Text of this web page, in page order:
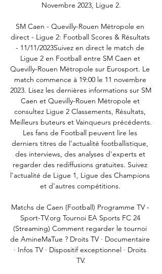
Novembre 2023, Ligue 2.
SM Caen - Quevilly-Rouen Métropole en
direct - Ligue 2: Football Scores & Résultats
- 11/11/2023Suivez en direct le match de
Ligue 2 en Football entre SM Caen et
Quevilly-Rouen Métropole sur Eurosport. Le
match commence à 19:00 le 11 novembre
2023. Lisez les dernières informations sur SM
Caen et Quevilly-Rouen Métropole et
consultez Ligue 2 Classements, Résultats,
Meilleurs buteurs et Vainqueurs précédents.
Les fans de Football peuvent lire les
derniers titres de l'actualité footballistique,
des interviews, des analyses d'experts et
regarder des rediffusions gratuites. Suivez
l'actualité de Ligue 1, Ligue des Champions
et d'autres compétitions.
Matchs de Caen (Football) Programme TV -
Sport-TV.org Tournoi EA Sports FC 24
(Streaming) Comment regarder le tournoi
de AmineMaTue ? Droits TV · Documentaire
· Infos TV · Dispositif exceptionnel · Droits
TV.